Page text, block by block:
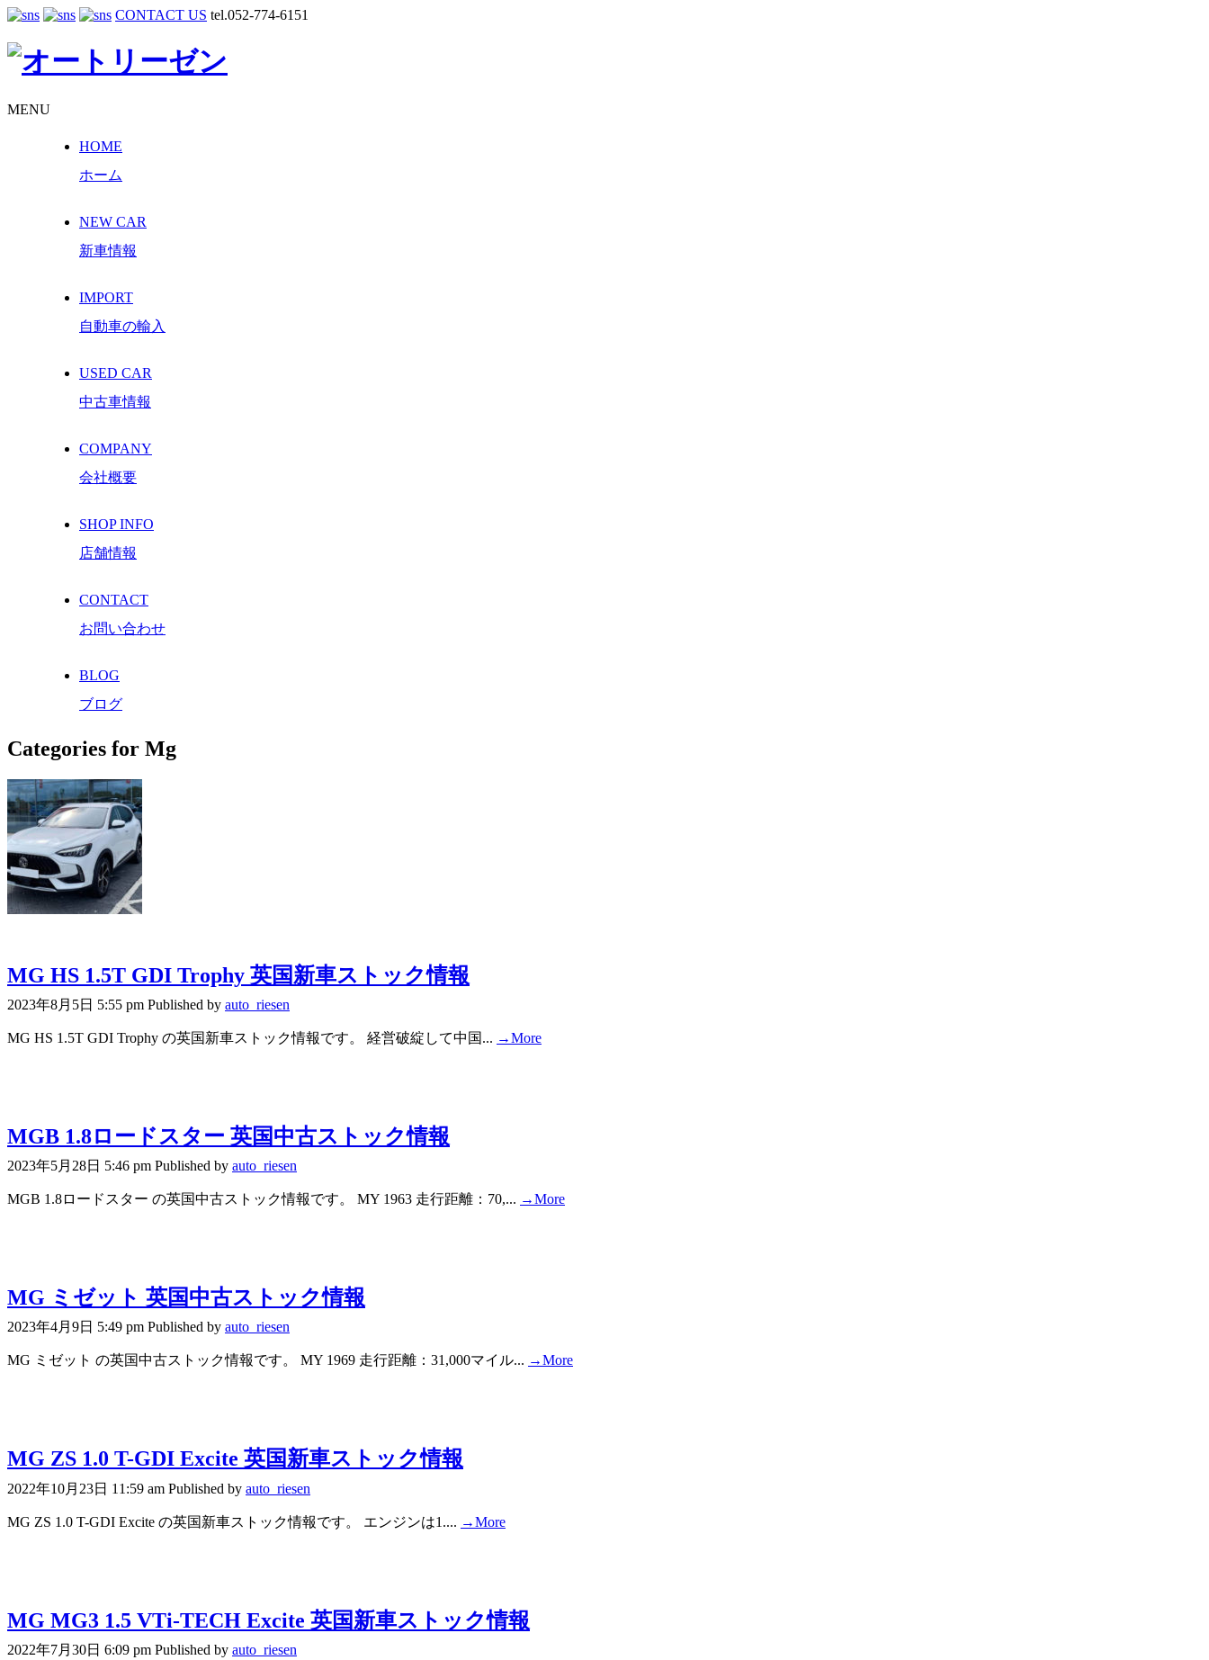
CONTACT US tel.052-774-6151
MENU
HOME
ホーム
NEW CAR
新車情報
IMPORT
自動車の輸入
USED CAR
中古車情報
COMPANY
会社概要
SHOP INFO
店舗情報
CONTACT
お問い合わせ
BLOG
ブログ
Categories for Mg
MG HS 1.5T GDI Trophy 英国新車ストック情報
2023年8月5日 5:55 pm Published by auto_riesen
MG HS 1.5T GDI Trophy の英国新車ストック情報です。 経営破綻して中国... →More
MGB 1.8ロードスター 英国中古ストック情報
2023年5月28日 5:46 pm Published by auto_riesen
MGB 1.8ロードスター の英国中古ストック情報です。 MY 1963 走行距離：70,... →More
MG ミゼット 英国中古ストック情報
2023年4月9日 5:49 pm Published by auto_riesen
MG ミゼット の英国中古ストック情報です。 MY 1969 走行距離：31,000マイル... →More
MG ZS 1.0 T-GDI Excite 英国新車ストック情報
2022年10月23日 11:59 am Published by auto_riesen
MG ZS 1.0 T-GDI Excite の英国新車ストック情報です。 エンジンは1.... →More
MG MG3 1.5 VTi-TECH Excite 英国新車ストック情報
2022年7月30日 6:09 pm Published by auto_riesen